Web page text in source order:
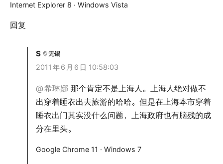
Internet Explorer 8 · Windows Vista
回复
S 无锡
2011 年6 月 6 日 10:58:03
@希琳娜 那个肯定不是上海人。上海人绝对做不
出穿着睡衣出去旅游的哈哈。但是在上海本市穿着
睡衣出门其实没什么问题，上海政府也有脑残的成
分在里头。
Google Chrome 11 · Windows 7